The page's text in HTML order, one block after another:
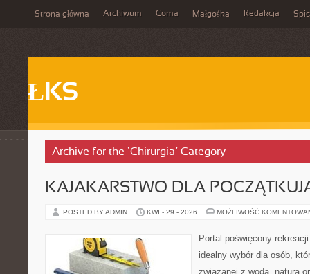
Strona główna Archiwum Coma Małgośka Redakcja
ŁKS
Archive for the ‘Chirurgia’ Category
KAJAKARSTWO DLA
POSTED BY ADMIN KWI - 29 - 2026 MOŻLIWOŚĆ
Portal poświęcony
idealny wybór dla osób,
związanej z wodą, naturą